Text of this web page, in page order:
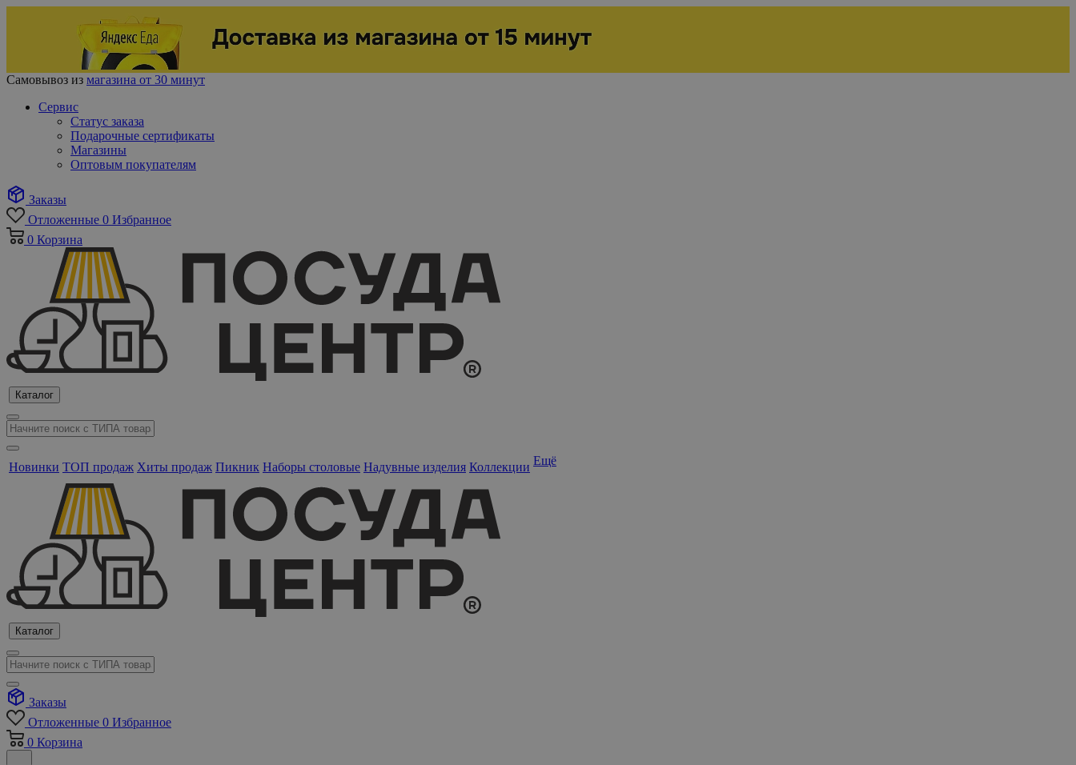
Самовывоз из магазина от 30 минут
Сервис
Статус заказа
Подарочные сертификаты
Магазины
Оптовым покупателям
Заказы
Отложенные 0 Избранное
0 Корзина
Каталог
Новинки ТОП продаж Хиты продаж Пикник Наборы столовые Надувные изделия Коллекции Ещё
Каталог
Заказы
Отложенные 0 Избранное
0 Корзина